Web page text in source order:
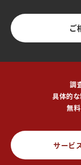
ご
調
具体的
無
サービ